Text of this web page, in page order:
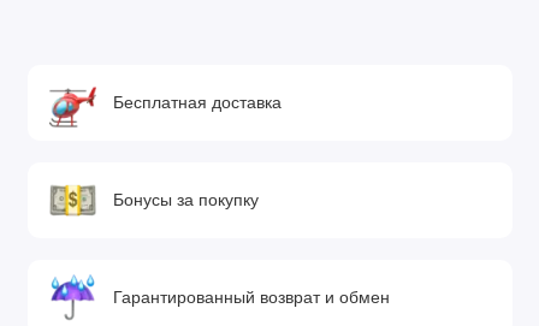
Бесплатная доставка
Бонусы за покупку
Гарантированный возврат и обмен